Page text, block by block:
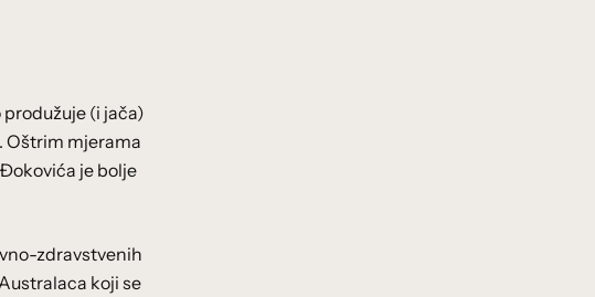
produžuje (i jača)
Oštrim mjerama
je bolje
zdravstvenih
koji se